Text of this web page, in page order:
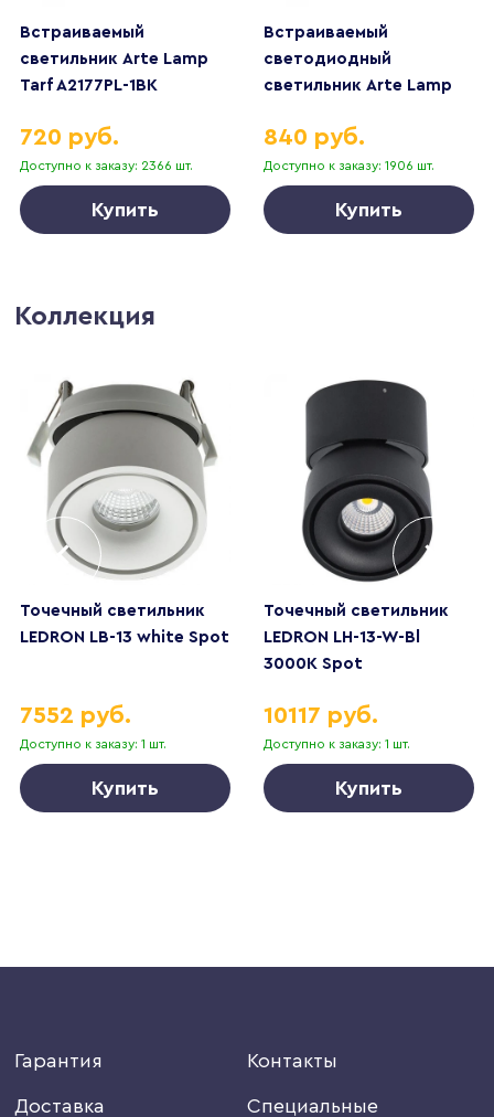
Встраиваемый
светильник Arte Lamp
Tarf A2177PL-1BK
Доступно к заказу: 2366 шт.
720 руб.
Купить
Встраиваемый
светодиодный
светильник Arte Lamp
Доступно к заказу: 1906 шт.
840 руб.
Купить
Коллекция
Точечный светильник
LEDRON LB-13 white Spot
Доступно к заказу: 1 шт.
7552 руб.
Купить
Точечный светильник
LEDRON LH-13-W-Bl
3000K Spot
Доступно к заказу: 1 шт.
10117 руб.
Купить
Гарантия
Доставка
Контакты
Специальные